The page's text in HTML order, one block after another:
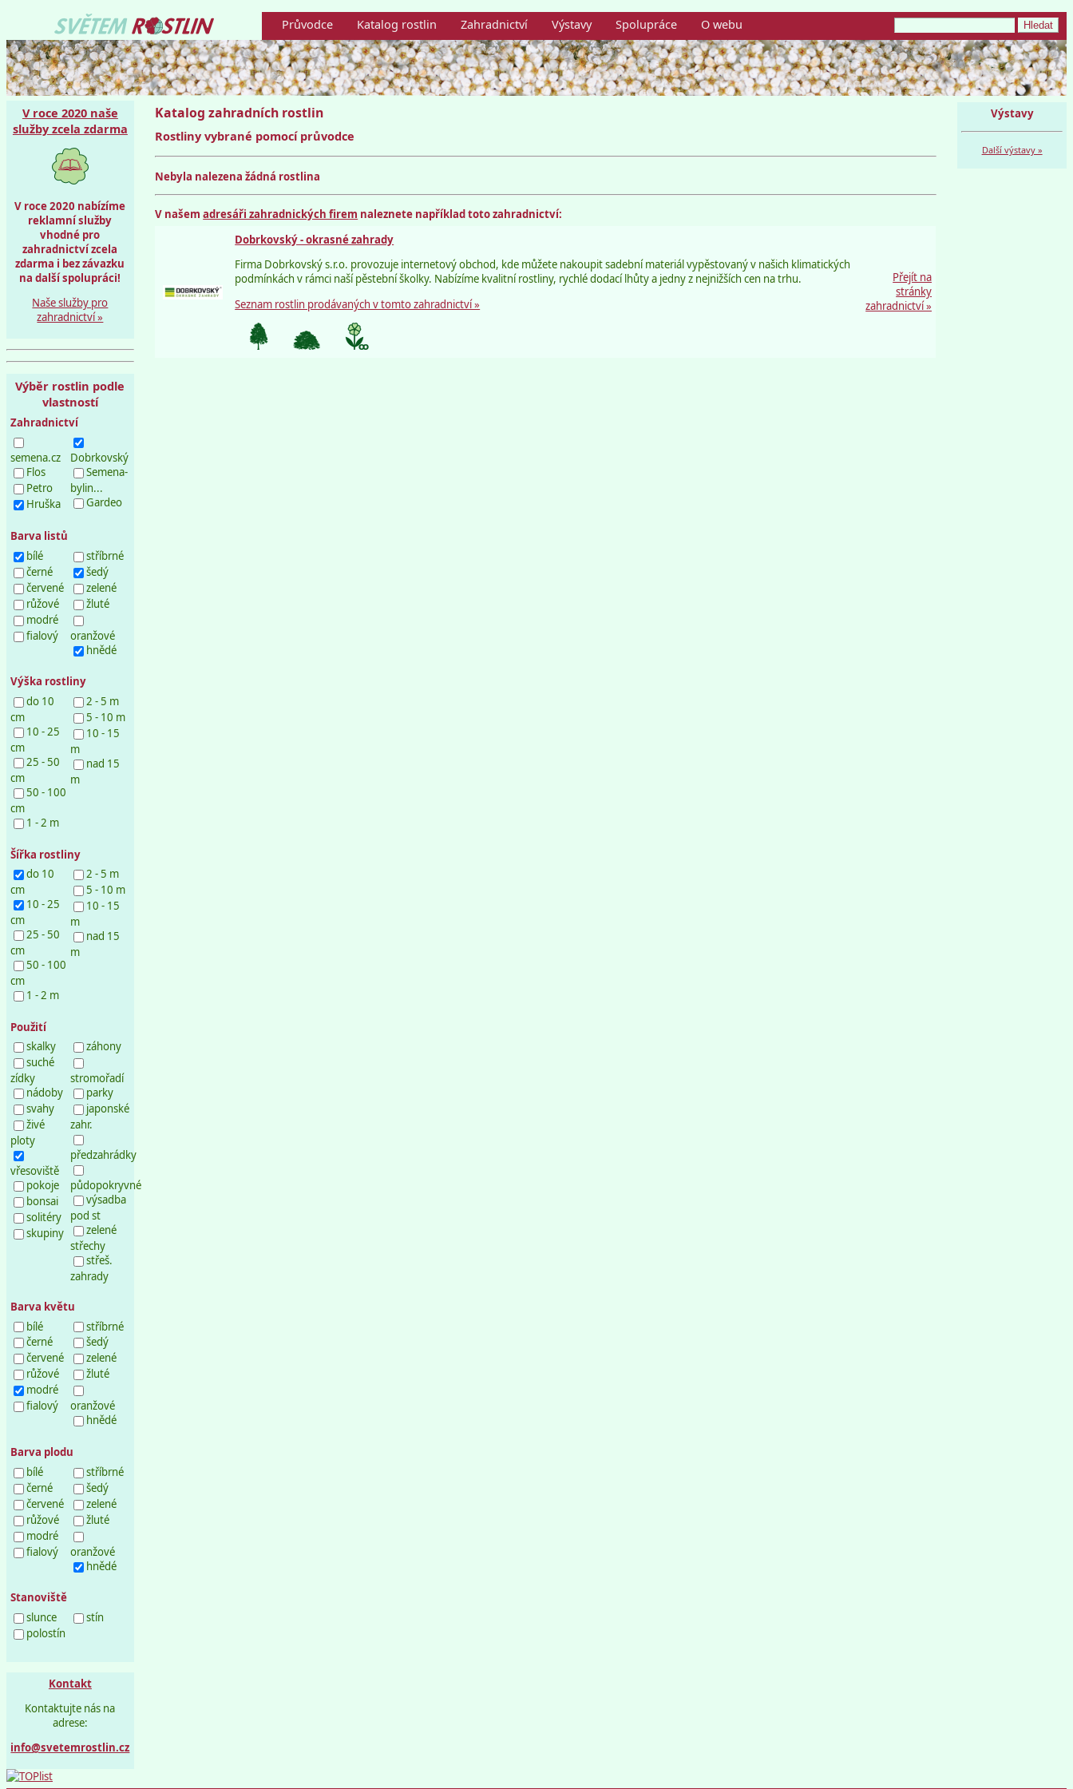
Průvodce Katalog rostlin Zahradnictví Výstavy Spolupráce O webu
V roce 2020 naše
služby zcela zdarma
V roce 2020 nabízíme
reklamní služby
vhodné pro
zahradnictví zcela
zdarma i bez závazku
na další spolupráci!
Naše služby pro
zahradnictví »
Výběr rostlin podle
vlastností
Zahradnictví
semena.cz
Flos
Petro
Hruška
Dobrkovský
Semena-
bylin...
Gardeo
Barva listů
bílé
černé
červené
růžové
modré
fialový
stříbrné
šedý
zelené
žluté
oranžové
hnědé
Výška rostliny
do 10
cm
10 - 25
cm
25 - 50
cm
50 - 100
cm
1 - 2 m
2 - 5 m
5 - 10 m
10 - 15
m
nad 15
m
Šířka rostliny
do 10
cm
10 - 25
cm
25 - 50
cm
50 - 100
cm
1 - 2 m
2 - 5 m
5 - 10 m
10 - 15
m
nad 15
m
Použití
skalky
suché
zídky
nádoby
svahy
živé
ploty
vřesoviště
pokoje
bonsai
solitéry
skupiny
záhony
stromořadí
parky
japonské
zahr.
předzahrádky
půdopokryvné
výsadba
pod st
zelené
střechy
střeš.
zahrady
Barva květu
bílé
černé
červené
růžové
modré
fialový
stříbrné
šedý
zelené
žluté
oranžové
hnědé
Barva plodu
bílé
černé
červené
růžové
modré
fialový
stříbrné
šedý
zelené
žluté
oranžové
hnědé
Stanoviště
slunce
polostín
stín
Kontakt
Kontaktujte nás na
adrese:
info@svetemrostlin.cz
Katalog zahradních rostlin
Rostliny vybrané pomocí průvodce
Nebyla nalezena žádná rostlina
V našemadresáři zahradnických firem naleznete například toto zahradnictví:
Dobrkovský - okrasné zahrady
Firma Dobrkovský s.r.o. provozuje internetový obchod, kde můžete nakoupit sadební materiál vypěstovaný v našich klimatických
podmínkách v rámci naší pěstební školky. Nabízíme kvalitní rostliny, rychlé dodací lhůty a jedny z nejnižších cen na trhu.
Seznam rostlin prodávaných v tomto zahradnictví »
Přejít na
stránky
zahradnictví »
Výstavy
Další výstavy »